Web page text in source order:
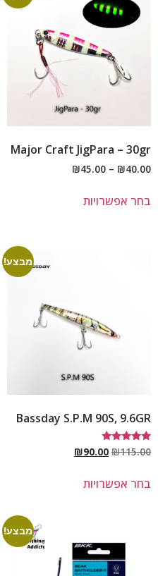
Major Craft JigPara – 30gr
₪40.00
–
₪45.00
בחר אפשרויות
מבצע!
Bassday S.P.M 90S, 9.6GR
דורג
5.00
₪115.00
₪90.00
בחר אפשרויות
מבצע!